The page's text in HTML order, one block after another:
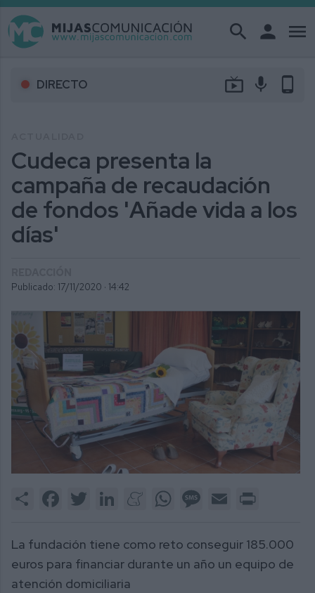
search person menu
DIRECTO live_tv mic phone_android
Cudeca presenta la
campaña de recaudación
de fondos 'Añade vida a los
días'
Publicado: 17/11/2020 · 14:42
Share FacebookTwitter LinkedInMeneameWhatsAppMessage
Email
La fundación tiene como reto conseguir 185.000
euros para financiar durante un año un equipo de
atención domiciliaria